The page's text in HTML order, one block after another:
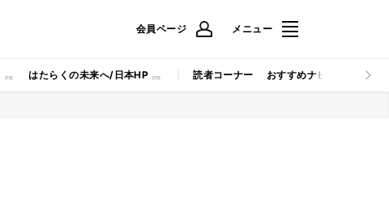
会員ページ メニュー
はたらくの未来へ/日本HP 読者コーナー おすすめナビ マイナビ